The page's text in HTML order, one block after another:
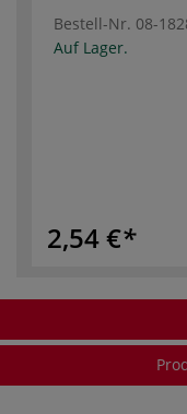
Bestell-Nr. 08-
Auf Lager.
2,54 €